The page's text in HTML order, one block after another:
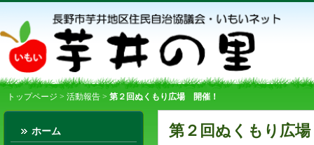
トップページ > 活動報告 > 第２回ぬくもり広場 開催！
ホーム
第２回ぬくもり広